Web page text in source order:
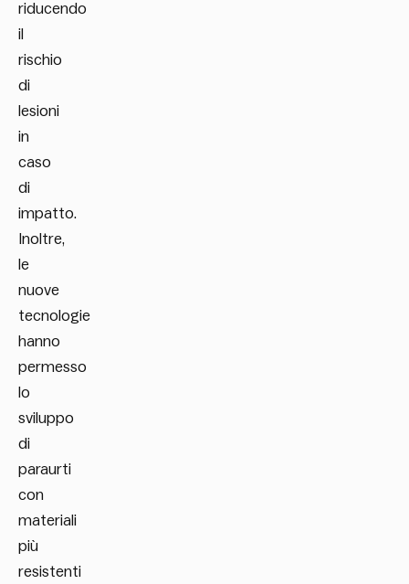
riducendo
il
rischio
di
lesioni
in
caso
di
impatto.
Inoltre,
le
nuove
tecnologie
hanno
permesso
lo
sviluppo
di
paraurti
con
materiali
più
resistenti